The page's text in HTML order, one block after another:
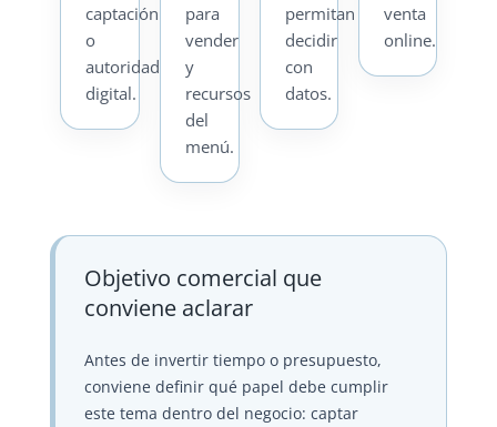
captación
o
autoridad
digital.
para
vender
y
recursos
del
menú.
permitan
decidir
con
datos.
venta
online.
Objetivo comercial que
conviene aclarar
Antes de invertir tiempo o presupuesto,
conviene definir qué papel debe cumplir
este tema dentro del negocio: captar